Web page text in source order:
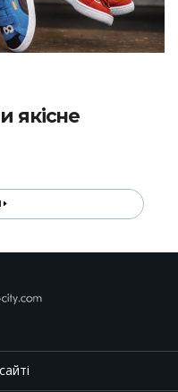
якісне